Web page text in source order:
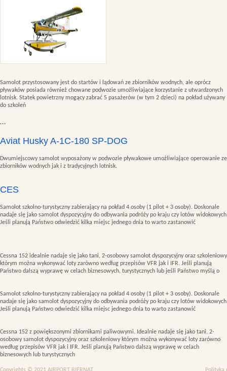
Samolot przystosowany jest do startów i lądowań ze zbiorników wodnych, ale oprócz
pływaków posiada również chowane podwozie umożliwiające korzystanie z utwardzonych
lotnisk. Statek powietrzny mogący zabrać 5 pasażerów (w tym 2 dzieci) na pokład używany
do szkoleń
…
Aviat Husky A-1C-180 SP-DOG
Dwumiejscowy samolot wyposażony w podwozie pływakowe umożliwiające operowanie ze
zbiorników wodnych jak i z tradycyjnych lotnisk.
CES
Samolot szkolno-turystyczny zabierający na pokład 4 osoby (1 pilot + 3 osoby). Doskonale
nadaje się jako samolot dyspozycyjny do odbywania podróży po kraju czy lotów
Jeśli planują Państwo odwiedzić kilka miejsc jednego dnia to warto zastanowić
Cessna 152 idealnie nadaje się jako tani, 2-osobowy samolot dyspozycyjny oraz szkoleniowy
którym można wykonywać loty zarówno według przepisów VFR jak i IFR. Jeśli planują
Państwo dalszą wyprawę w celach biznesowych, turystycznych lub jeśli Państwo myślą o
Samolot szkolno-turystyczny zabierający na pokład 4 osoby (1 pilot + 3 osoby). Doskonale
nadaje się jako samolot dyspozycyjny do odbywania podróży po kraju czy lotów
Jeśli planują Państwo odwiedzić kilka miejsc jednego dnia to warto zastanowić
Cessna 152 z powiększonymi zbiornikami paliwowymi. Idealnie nadaje się jako tani, 2-
osobowy samolot dyspozycyjny oraz szkoleniowy którym można wykonywać loty zarówno
według przepisów VFR jak i IFR. Jeśli planują Państwo dalszą wyprawę w celach
biznesowych lub turystycznych